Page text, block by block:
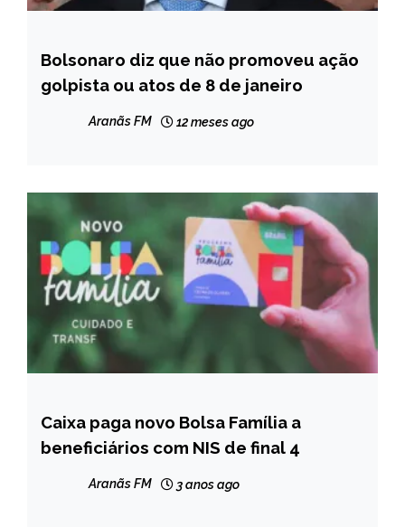
BRASIL
NOTÍCIAS
Bolsonaro diz que não promoveu ação
golpista ou atos de 8 de janeiro
Aranãs FM 12 meses ago
BRASIL
NOTÍCIAS
Caixa paga novo Bolsa Família a
beneficiários com NIS de final 4
Aranãs FM 3 anos ago